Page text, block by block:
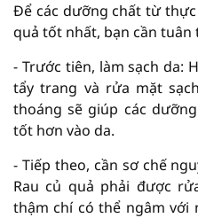
Để các dưỡng chất từ
quả tốt nhất, bạn cần
- Trước tiên, làm sạch da:
tẩy trang và rửa mặt
thoáng sẽ giúp các
tốt hơn vào da.
- Tiếp theo, cần sơ chế
Rau củ quả phải được
thậm chí có thể ngâm với